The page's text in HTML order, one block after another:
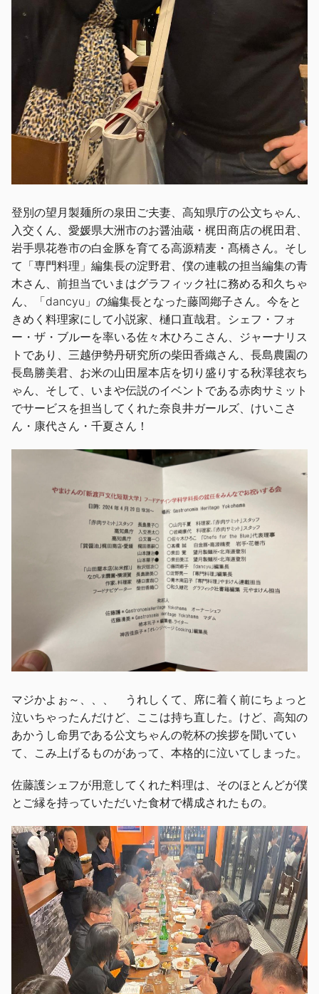
登別の望月製麺所の泉田ご夫妻、高知県庁の公文ちゃん、
入交くん、愛媛県大洲市のお醤油蔵・梶田商店の梶田君、
岩手県花巻市の白金豚を育てる高源精麦・髙橋さん。そし
て「専門料理」編集長の淀野君、僕の連載の担当編集の青
木さん、前担当でいまはグラフィック社に務める和久ちゃ
ん、「dancyu」の編集長となった藤岡鄕子さん。今をと
きめく料理家にして小説家、樋口直哉君。シェフ・フォ
ー・ザ・ブルーを率いる佐々木ひろこさん、ジャーナリス
トであり、三越伊勢丹研究所の柴田香織さん、長島農園の
長島勝美君、お米の山田屋本店を切り盛りする秋澤毬衣ち
ゃん、そして、いまや伝説のイベントである赤肉サミット
でサービスを担当してくれた奈良井ガールズ、けいこさ
ん・康代さん・千夏さん！
マジかよぉ～、、、 うれしくて、席に着く前にちょっと
泣いちゃったんだけど、ここは持ち直した。けど、高知の
あかうし命男である公文ちゃんの乾杯の挨拶を聞いてい
て、こみ上げるものがあって、本格的に泣いてしまった。
佐藤護シェフが用意してくれた料理は、そのほとんどが僕
とご縁を持っていただいた食材で構成されたもの。